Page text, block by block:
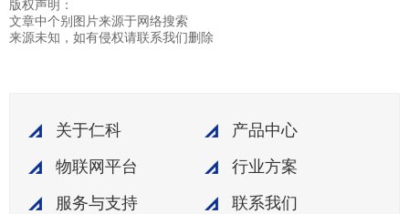
版权声明：
文章中个别图片来源于网络搜索
来源未知，如有侵权请联系我们删除
关于仁科
产品中心
物联网平台
行业方案
服务与支持
联系我们